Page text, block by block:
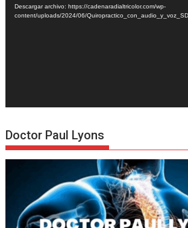
Descargar archivo: https://cadenaradialtricolor.com/wp-
content/uploads/2024/06/
Doctor Paul Lyons